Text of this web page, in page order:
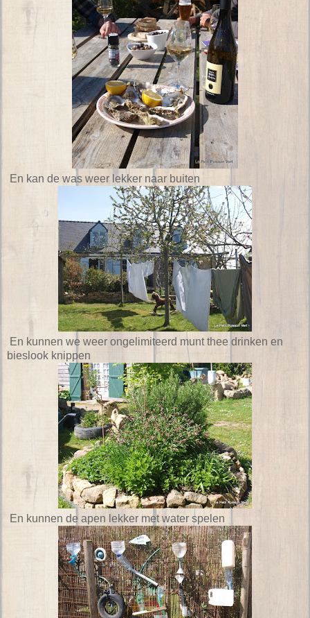
En kan de was weer lekker naar buiten
En kunnen we weer ongelimiteerd munt thee drinken en
bieslook knippen
En kunnen de apen lekker met water spelen